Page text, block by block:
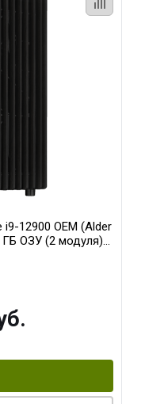
12900 OEM (Alder
ГБ ОЗУ (2 модуля)/
GDDR7 256bit 3xDP